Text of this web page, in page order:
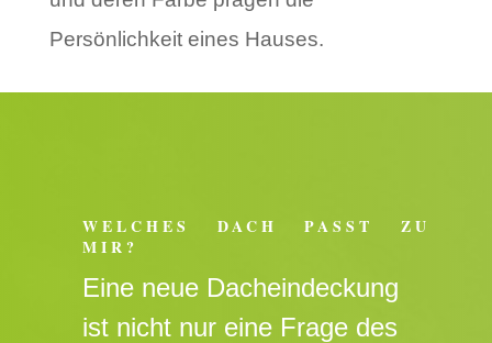
Persönlichkeit eines Hauses.
WELCHES DACH PASST ZU
MIR?
Eine neue Dacheindeckung
ist nicht nur eine Frage des